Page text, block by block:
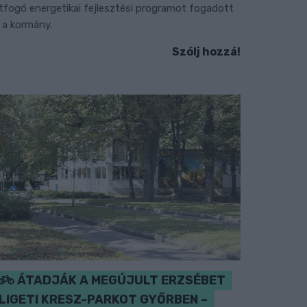
energetikai fejlesztési programot fogadott
a kormány.
Szólj hozzá!
ÁTADJÁK A MEGÚJULT ERZSÉBET
KRESZ-PARKOT GYŐRBEN –